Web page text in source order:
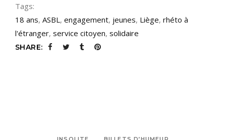
Tags:
18 ans, ASBL , engagement, jeunes, Liège, rhéto à
l'étranger, service citoyen, solidaire
SHARE: